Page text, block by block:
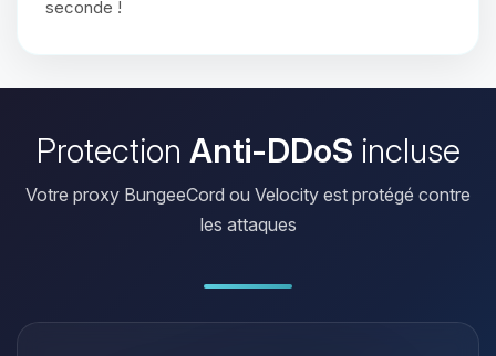
seconde !
Protection Anti-DDoS incluse
Votre proxy BungeeCord ou Velocity est protégé contre
les attaques